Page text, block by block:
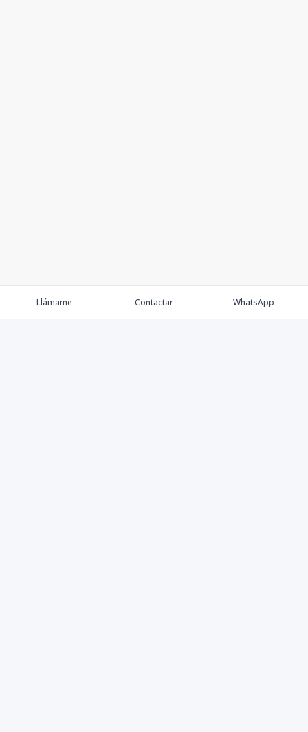
Llámame Contactar WhatsApp